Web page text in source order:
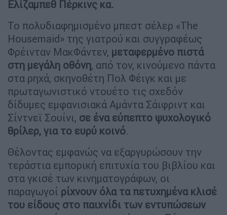
Ελίζαμπεθ Πέρκινς κα.
Το πολυδιαφημισμένο μπεστ σέλερ «The
Housemaid» της γιατρού και συγγραφέως
Φρέινταν ΜακΦάντεν, μεταφερμένο πιστά
στη μεγάλη οθόνη, από τον, κινούμενο πάντα
στα ρηχά, σκηνοθέτη Πολ Φέιγκ και με
πρωταγωνιστικό ντουέτο τις σχεδόν
δίδυμες εμφανισιακά Αμάντα Σάιφριντ και
Σίντνεϊ Σουίνι, σε ένα εύπεπτο ψυχολογικό
θρίλερ, για το ευρύ κοινό.
Θέλοντας εμφανώς να εξαργυρώσουν την
τεράστια εμπορική επιτυχία του βιβλίου και
στα γκισέ των κινηματογράφων, οι
παραγωγοί ρίχνουν όλα τα πετυχημένα κλισέ
του είδους στο παιχνίδι των εντυπώσεων